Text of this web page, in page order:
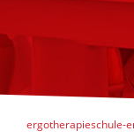
ergotherapieschule-